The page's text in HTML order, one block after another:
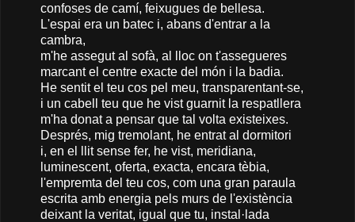
confoses de camí, feixugues de bellesa.
L'espai era un batec i, abans d'entrar a la
cambra,
m'he assegut al sofà, al lloc on t'assegueres
marcant el centre exacte del món i la badia.
He sentit el teu cos pel meu, transparentant-se,
i un cabell teu que he vist guarnit la respatllera
m'ha donat a pensar que tal volta existeixes.
Després, mig tremolant, he entrat al dormitori
i, en el llit sense fer, he vist, meridiana,
luminescent, oferta, exacta, encara tèbia,
l'empremta del teu cos, com una gran paraula
escrita amb energia pels murs de l'existència
deixant la veritat, igual que tu, instal·lada